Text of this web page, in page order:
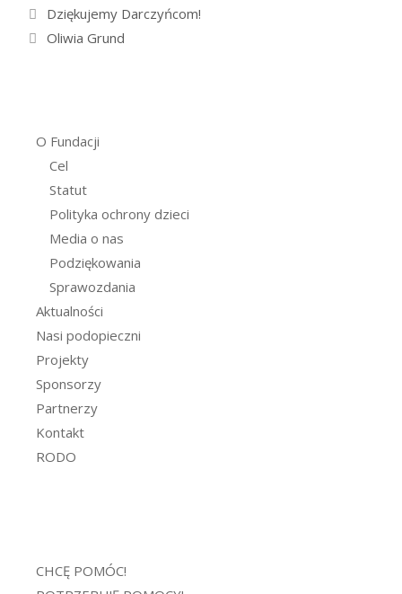
Dziękujemy Darczyńcom!
Oliwia Grund
O Fundacji
Cel
Statut
Polityka ochrony dzieci
Media o nas
Podziękowania
Sprawozdania
Aktualności
Nasi podopieczni
Projekty
Sponsorzy
Partnerzy
Kontakt
RODO
CHCĘ POMÓC!